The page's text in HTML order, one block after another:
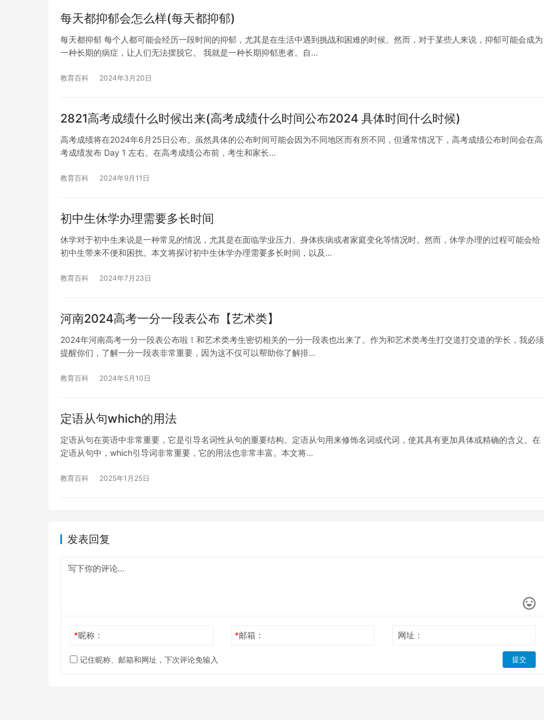
每天都抑郁会怎么样(每天都抑郁)
每天都抑郁 每个人都可能会经历一段时间的抑郁，尤其是在生活中遇到挑战和困难的时候。然而，对于某些人来说，抑郁可能会成为
一种长期的病症，让人们无法摆脱它。 我就是一种长期抑郁患者。自…
教育百科 2024年3月20日
2821高考成绩什么时候出来(高考成绩什么时间公布2024 具体时间什么时候)
高考成绩将在2024年6月25日公布。虽然具体的公布时间可能会因为不同地区而有所不同，但通常情况下，高考成绩公布时间会在高
考成绩发布 Day 1 左右。在高考成绩公布前，考生和家长…
教育百科 2024年9月11日
初中生休学办理需要多长时间
休学对于初中生来说是一种常见的情况，尤其是在面临学业压力、身体疾病或者家庭变化等情况时。然而，休学办理的过程可能会给
初中生带来不便和困扰。本文将探讨初中生休学办理需要多长时间，以及…
教育百科 2024年7月23日
河南2024高考一分一段表公布【艺术类】
2024年河南高考一分一段表公布啦！和艺术类考生密切相关的一分一段表也出来了。作为和艺术类考生打交道打交道的学长，我必须
提醒你们，了解一分一段表非常重要，因为这不仅可以帮助你了解排…
教育百科 2024年5月10日
定语从句which的用法
定语从句在英语中非常重要，它是引导名词性从句的重要结构。定语从句用来修饰名词或代词，使其具有更加具体或精确的含义。在
定语从句中，which引导词非常重要，它的用法也非常丰富。本文将…
教育百科 2025年1月25日
发表回复
*昵称： *邮箱： 网址：
记住昵称、邮箱和网址，下次评论免输入 提交